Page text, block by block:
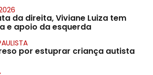
da direita, Viviane Luiza tem
e apoio da esquerda
por estuprar criança autista